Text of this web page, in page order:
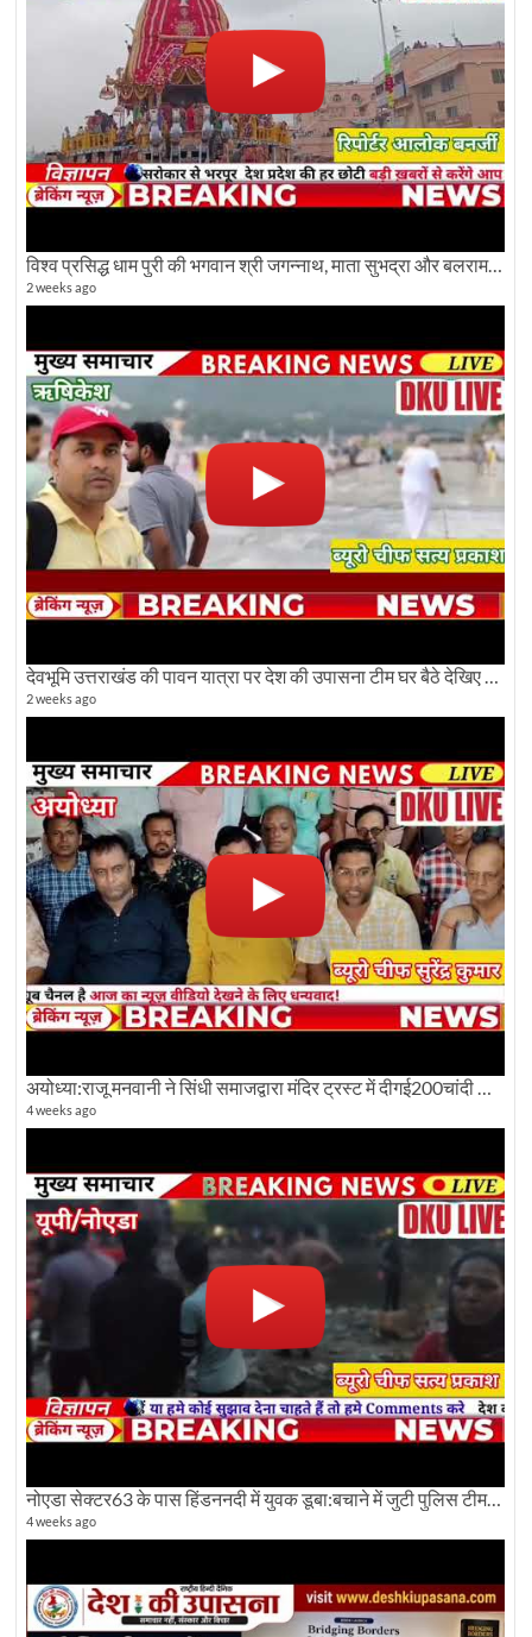
विश्व प्रसिद्ध धाम पुरी की भगवान श्री जगन्नाथ, माता सुभद्रा और बलराम जी की भव्य शोभा यात्रा देखिए
2 weeks ago
देवभूमि उत्तराखंड की पावन यात्रा पर देश की उपासना टीम घर बैठे देखिए अलौकिक दृश्य
2 weeks ago
अयोध्या:राजू मनवानी ने सिंधी समाजद्वारा मंदिर ट्रस्ट में दीगई200चांदी की ईंटों पर सवाल का किया विरोध
4 weeks ago
नोएडा सेक्टर63 के पास हिंडननदी में युवक डूबा:बचाने में जुटी पुलिस टीम: देखिए पूरी ग्राउंड रिपोर्टिंग
4 weeks ago